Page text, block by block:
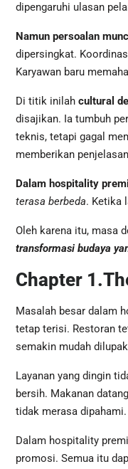
dipengaruhi ulasan
Namun persoalan
dipersingkat.
Karyawan baru
Di titik inilah cultural
disajikan. Ia tumbuh
teknis, tetapi gagal
memberikan
Dalam hospitality
terasa berbeda. Ketika
Oleh karena itu, masa
transformasi budaya
Chapter
Masalah besar dalam
tetap terisi. Restoran
semakin mudah
Layanan yang dingin
bersih. Makanan
tidak merasa
Dalam hospitality
promosi. Semua itu